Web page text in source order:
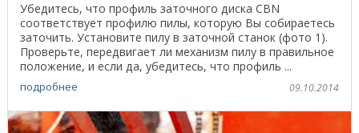
Убедитесь, что профиль заточного диска CBN
соответствует профилю пилы, которую Вы собираетесь
заточить. Установите пилу в заточной станок (фото 1).
Проверьте, передвигает ли механизм пилу в правильное
положение, и если да, убедитесь, что профиль ...
подробнее 09.10.2014